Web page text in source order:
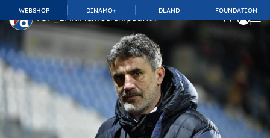
WEBSHOP DINAMO+ DLAND FOUNDATION
TOP_BAR.MembershipSuffix